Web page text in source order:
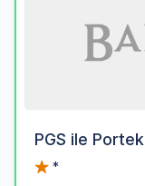
PGS ile
*